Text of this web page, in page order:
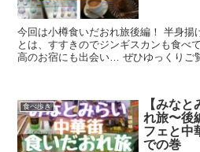
今回は小樽食いだおれ旅後編！ 半身揚
とは、すすきのでジンギスカンも食べ
高のお宿にも出会い… ぜひゆっくりご
食べ歩き
【みな
れ旅〜後
フェと中
での巻